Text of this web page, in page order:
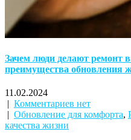
Зачем люди делают ремонт
преимущества обновления
11.02.2024
| Комментариев нет
| Обновление для комфорта,
качества жизни